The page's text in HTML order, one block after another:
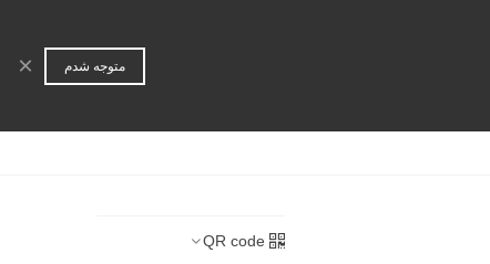
QR code
متوجه شدم ×